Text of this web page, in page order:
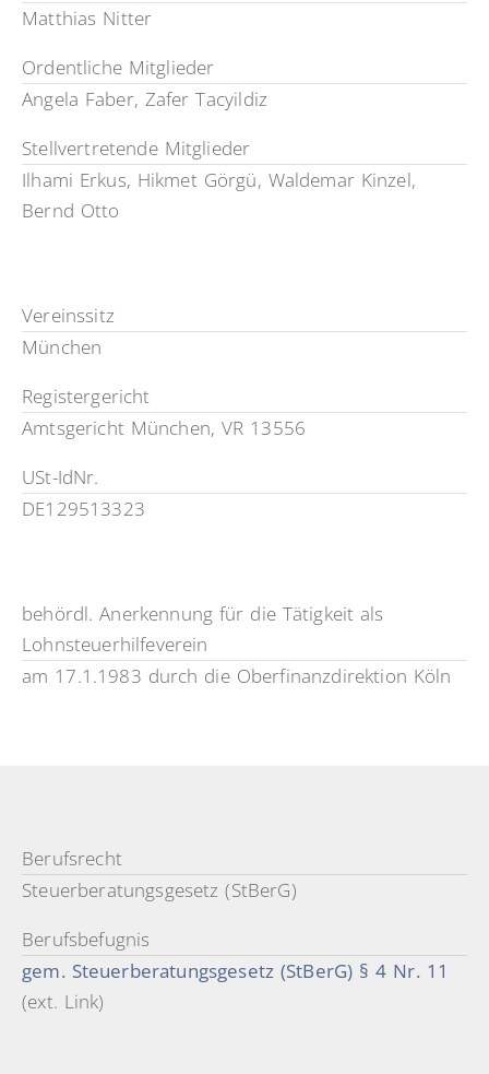
Matthias Nitter
Ordentliche Mitglieder
Angela Faber, Zafer Tacyildiz
Stellvertretende Mitglieder
Ilhami Erkus, Hikmet Görgü, Waldemar Kinzel,
Bernd Otto
Vereinssitz
München
Registergericht
Amtsgericht München, VR 13556
USt-IdNr.
DE129513323
behördl. Anerkennung für die Tätigkeit als
Lohnsteuerhilfeverein
am 17.1.1983 durch die Oberfinanzdirektion Köln
Berufsrecht
Steuerberatungsgesetz (StBerG)
Berufsbefugnis
gem. Steuerberatungsgesetz (StBerG) § 4 Nr. 11
(ext. Link)